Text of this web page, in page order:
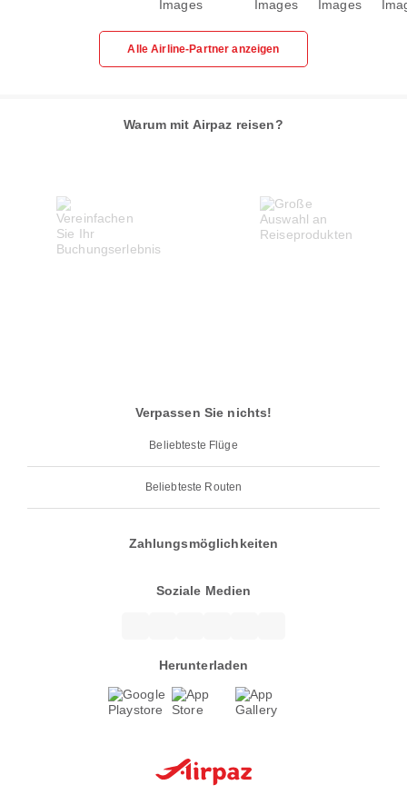
Alle Airline-Partner anzeigen
Warum mit Airpaz reisen?
Verpassen Sie nichts!
Beliebteste Flüge
Beliebteste Routen
Zahlungsmöglichkeiten
Soziale Medien
Herunterladen